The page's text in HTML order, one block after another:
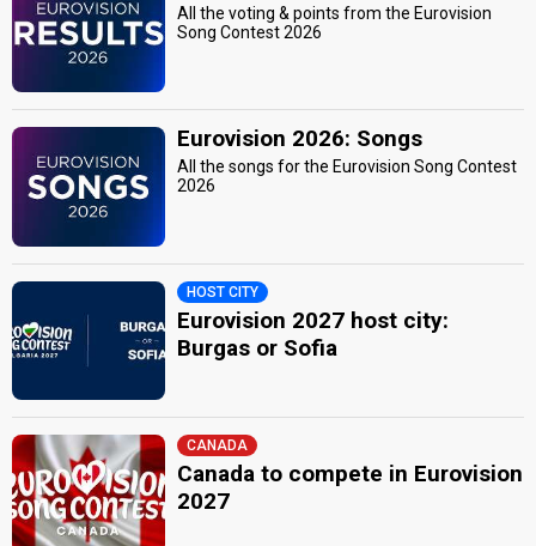
All the voting & points from the Eurovision
Song Contest 2026
Eurovision 2026: Songs
All the songs for the Eurovision Song Contest
2026
HOST CITY
Eurovision 2027 host city:
Burgas or Sofia
CANADA
Canada to compete in Eurovision
2027